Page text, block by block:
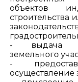
объектов
строительства
- выдача
земельного
-
осуществление